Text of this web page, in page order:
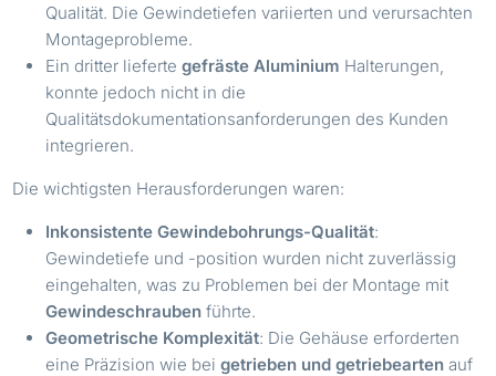
Qualität. Die Gewindetiefen variierten und verursachten
Montageprobleme.
Ein dritter liefertegefräste Aluminium Halterungen,
konnte jedoch nicht in die
Qualitätsdokumentationsanforderungen des Kunden
integrieren.
Die wichtigsten Herausforderungen waren:
InkonsistenteGewindebohrungs-Qualität:
Gewindetiefe und -position wurden nicht zuverlässig
eingehalten, was zu Problemen bei der Montage mit
Gewindeschrauben führte.
Geometrische Komplexität: Die Gehäuse erforderten
eine Präzision wie beigetrieben und getriebearten auf